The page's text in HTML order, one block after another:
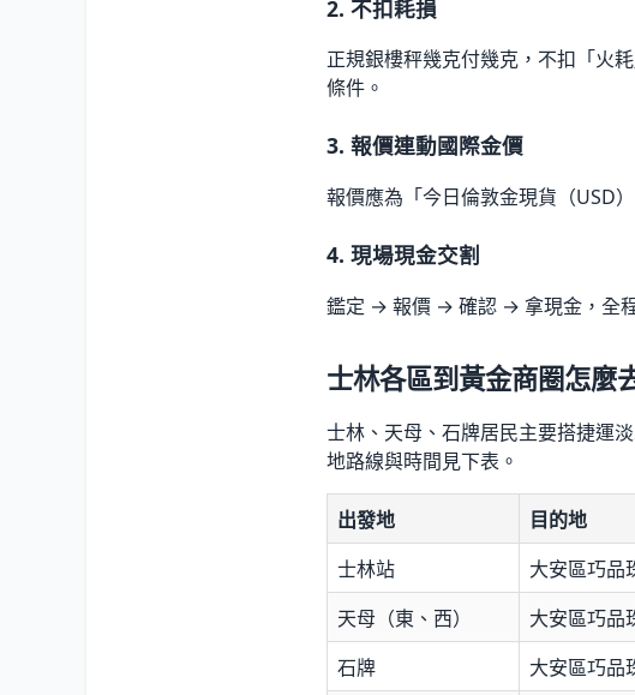
2. 不扣耗損
正規銀樓秤幾克付幾克，不扣「火
條件。
3. 報價連動國際金價
報價應為「今日倫敦金現貨（USD
4. 現場現金交割
鑑定 → 報價 → 確認 → 拿現金，全
士林各區到黃金商圈怎麼
士林、天母、石牌居民主要搭捷運
地路線與時間見下表。
出發地 目的地
士林站
大安區巧品
天母（東、西）
大安區巧品
石牌
大安區巧品